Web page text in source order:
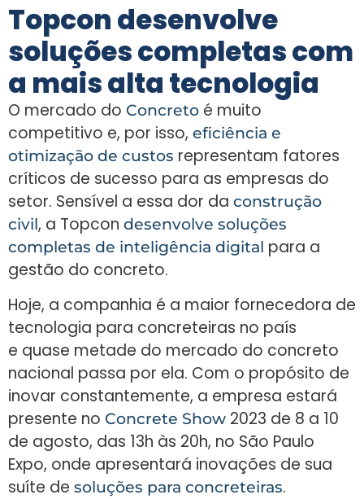
Topcon desenvolve
soluções completas com
a mais alta tecnologia
O mercado do Concreto é muito
competitivo e, por isso, eficiência e
otimização de custos representam fatores
críticos de sucesso para as empresas do
setor. Sensível a essa dor da construção
civil, a Topcon desenvolve soluções
completas de inteligência digital para a
gestão do concreto.
Hoje, a companhia é a maior fornecedora de
tecnologia para concreteiras no país
e quase metade do mercado do concreto
nacional passa por ela. Com o propósito de
inovar constantemente, a empresa estará
presente no Concrete Show 2023 de 8 a 10
de agosto, das 13h às 20h, no São Paulo
Expo, onde apresentará inovações de sua
suíte de soluções para concreteiras.